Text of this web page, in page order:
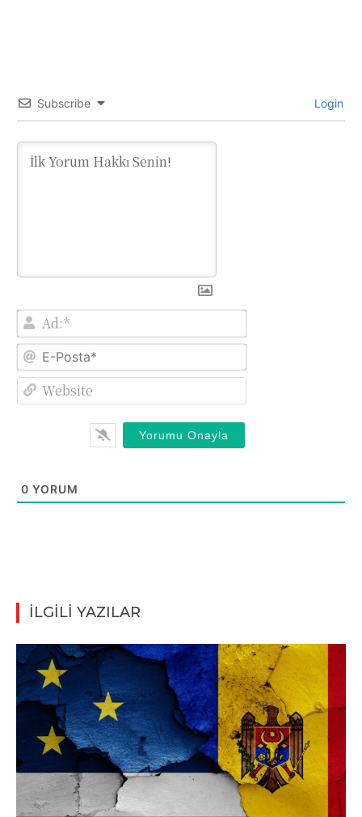
Subscribe Login
Ad:*
E-
0 YORUM
İLGİLİ YAZILAR